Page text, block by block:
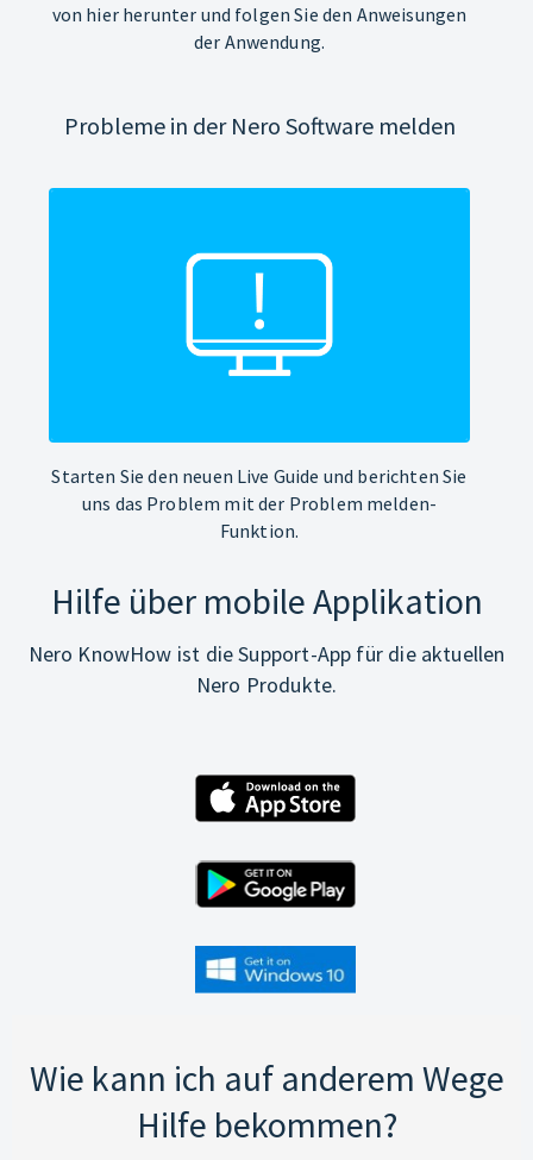
von hier herunter und folgen Sie den Anweisungen
der Anwendung.
Probleme in der Nero Software melden
Starten Sie den neuen Live Guide und berichten Sie
uns das Problem mit der Problem melden-
Funktion.
Hilfe über mobile Applikation
Nero KnowHow ist die Support-App für die aktuellen
Nero Produkte.
Wie kann ich auf anderem Wege
Hilfe bekommen?